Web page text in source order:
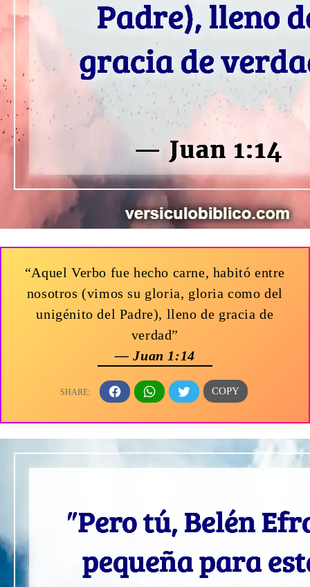
“Aquel Verbo fue hecho carne, habitó entre
nosotros (vimos su gloria, gloria como del
unigénito del Padre), lleno de gracia de
verdad”
— Juan 1:14